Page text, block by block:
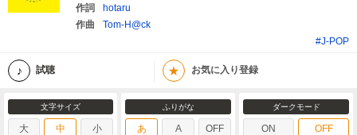
作詞
hotaru
作曲
Tom-H@ck
#J-POP
試聴 ★ お気に入り登録
文字サイズ
大 中 小
ふりがな
あ A OFF
ダークモード
ON OFF